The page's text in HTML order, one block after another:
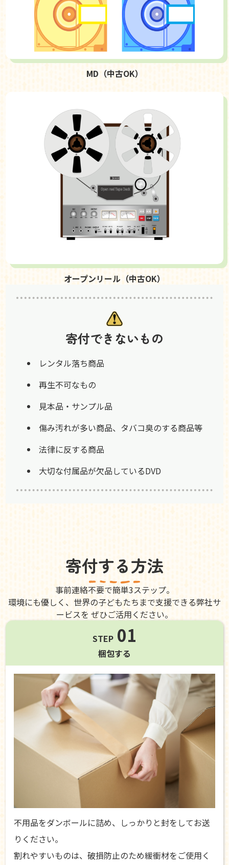
MD（中古OK）
オープンリール（中古OK）
寄付できないもの
レンタル落ち商品
再生不可なもの
見本品・サンプル品
傷み汚れが多い商品、タバコ臭のする商品等
法律に反する商品
大切な付属品が欠品しているDVD
寄付する方法
事前連絡不要で簡単3ステップ。
環境にも優しく、世界の子どもたちまで支援できる弊社サ
ービスを ぜひご活用ください。
STEP 01
梱包する
不用品をダンボールに詰め、しっかりと封をしてお送
りください。
割れやすいものは、破損防止のため緩衝材をご使用く